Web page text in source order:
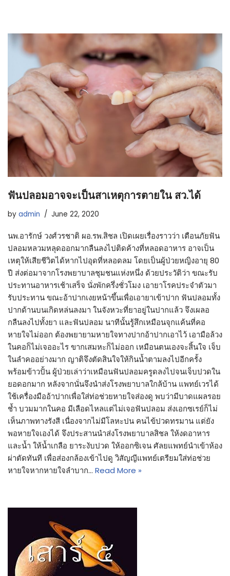
ฟันปลอมอาจจะเป็นสาเหตุการตายใน สว.ได้
by admin June 22, 2020
นพ.อารักษ์ วงศ์วรชาติ ผอ.รพ.สิชล เปิดเผยเรื่องราวว่า เตือนภัยฟัน
ปลอมหลวมหลุดออกมากลืนลงไปติดค้างที่หลอดอาหาร อาจเป็น
เหตุให้เสียชีวิตได้หากไปอุดที่หลอดลม โดยเป็นผู้ป่วยหญิงอายุ 80
ปี ส่งต่อมาจากโรงพยาบาลชุมชนแห่งหนึ่ง ด้วยประวัติว่า ขณะรับ
ประทานอาหารเช้าเสร็จ นั่งพักครึ่งชั่วโมง เอายาโรคประจำตัวมา
รับประทาน ขณะอ้าปากเงยหน้าขึ้นเพื่อเอายาเข้าปาก ฟันปลอมทั้ง
ปากด้านบนเกิดหล่นลงมา ในจังหวะที่ยาอยู่ในปากแล้ว จึงเผลอ
กลืนลงไปทั้งยา และฟันปลอม นาทีนั้นรู้สึกเหมือนจุกแค้นที่คอ
หายใจไม่ออก ต้องพยายามหายใจทางปากอ้าปากเอาไว้ เอามือล้วง
ในคอก็ไม่เจออะไร ขากเสมหะก็ไม่ออก เหมือนตนเองจะสิ้นใจ เจ็บ
ในลำคออย่างมาก ญาติจึงตัดสินใจให้กินน้ำตามลงไปอีกครั้ง
พร้อมข้าวปั้น ผู้ป่วยเล่าว่าเหมือนฟันปลอมครูดลงไปจนเจ็บปวดใน
ยอดอกมาก หลังจากนั่นจึงนำส่งโรงพยาบาลใกล้บ้าน แพทย์เวรได้
ใช้เครื่องมืออ้าปากเพื่อใส่ท่อช่วยหายใจส่องดู พบว่ามีบาดแผลรอย
ช้ำ บวมมากในคอ มีเลือดไหลแต่ไม่เจอฟันปลอม ส่งเอกซเรย์ก็ไม่
เห็นภาพทางรังสี เนื่องจากไม่มีโลหะปน คนไข้ปวดทรมาน แต่ยัง
พอหายใจเองได้ จึงประสานนำส่งโรงพยาบาลสิชล ให้งดอาหาร
และน้ำ ให้น้ำเกลือ ยาระงับปวด ให้ออกซิเจน ศัลยแพทย์นำเข้าห้อง
ผ่าตัดทันที เพื่อส่องกล้องเข้าไปดู วิสัญญีแพทย์เตรียมใส่ท่อช่วย
หายใจหากหายใจลำบาก… Read More »